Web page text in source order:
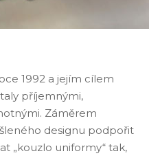
1992 a jejím cílem
příjemnými,
Záměrem
designu podpořit
„kouzlo uniformy“ tak,